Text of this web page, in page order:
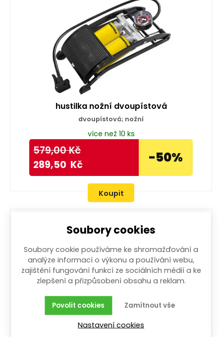
hustilka nožní dvoupístová
dvoupístová; nožní
více než 10 ks
579,00Kč
289,50 Kč -50%
Koupit
Soubory cookies
Soubory cookie používáme ke shromažďování a
analýze informací o výkonu a používání webu,
zajištění fungování funkcí ze sociálních médií a ke
zlepšení a přizpůsobení obsahu a reklam.
Zamítnout vše
Povolit cookies
Nastavení cookies